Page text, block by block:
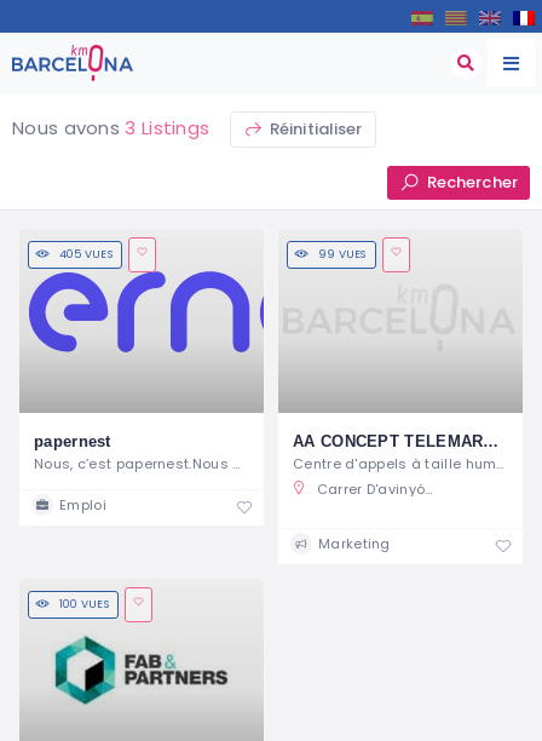
Nous avons3 Listings Réinitialiser
Rechercher
405 VUES
papernest
Nous, c’est papernest.Nous avons un
Emploi
99 VUES
AA CONCEPT TELEMARKETING SL
Centre d'appels à taille humaine
Carrer D'avinyó 22, 08002 Barcelona, Barcelona, Spain
Marketing
100 VUES